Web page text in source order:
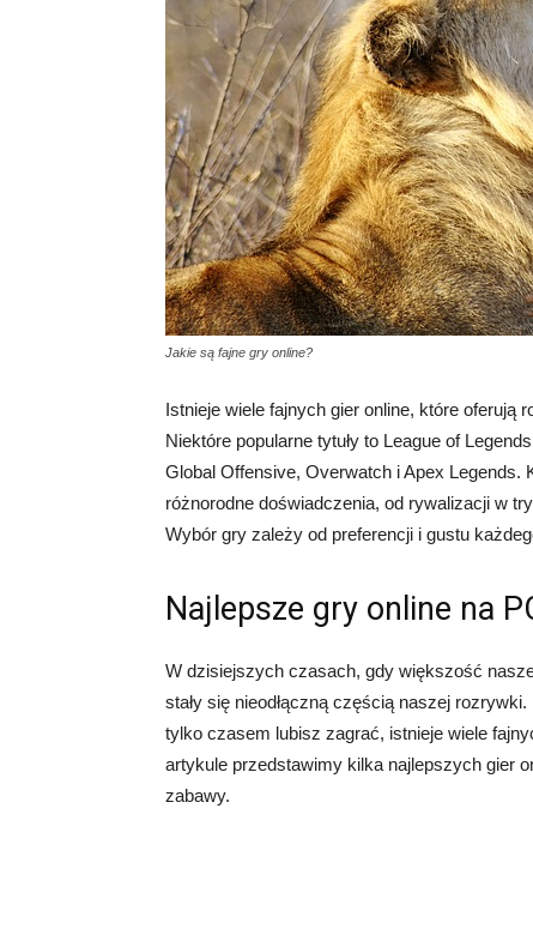
Jakie są fajne gry online?
Istnieje wiele fajnych gier online, które oferują
Niektóre popularne tytuły to League of
Global Offensive, Overwatch i Apex
różnorodne doświadczenia, od rywalizacji w
Wybór gry zależy od preferencji i gustu
Najlepsze gry online na
W dzisiejszych czasach, gdy większość
stały się nieodłączną częścią naszej
tylko czasem lubisz zagrać, istnieje wiele
artykule przedstawimy kilka najlepszych gier
zabawy.